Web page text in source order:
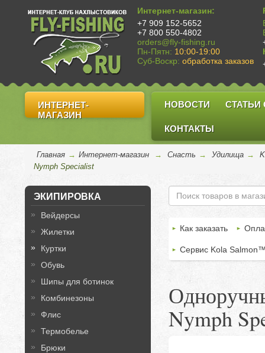
Интернет-магазин:
+7 909 152-5652
+7 800 550-4802
orders@fly-fishing.ru
Пн-Пятн: 10:00-19:00
Суб-Воскр: обработка заказов
ИНТЕРНЕТ-
МАГАЗИН
НОВОСТИ СТАТЬИ
КОНТАКТЫ
Главная → Интернет-магазин → Снасть → Удилища →
Nymph Specialist
ЭКИПИРОВКА
Вейдерсы
Жилетки
Куртки
Обувь
Шипы для ботинок
Комбинезоны
Флис
Термобелье
Брюки
Как заказать
Сервис Kola
Nymph